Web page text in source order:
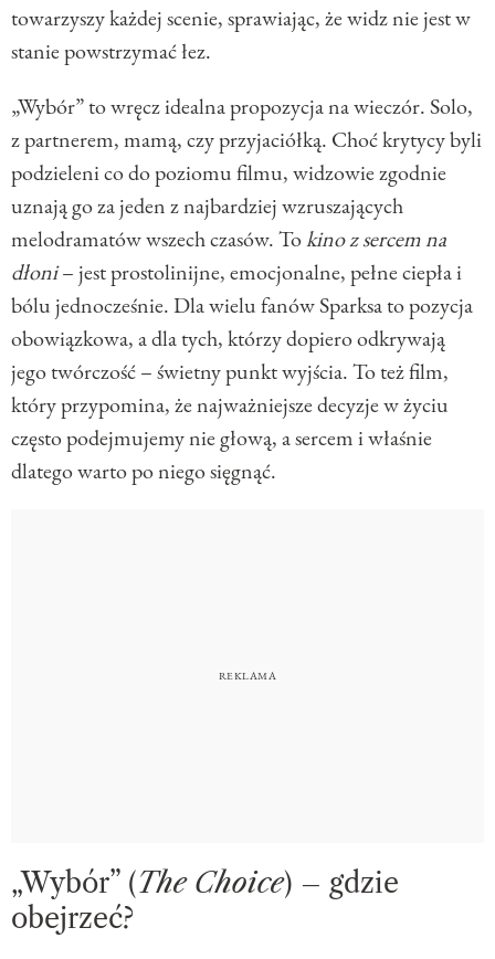
towarzyszy każdej scenie, sprawiając, że widz nie jest w
stanie powstrzymać łez.
„Wybór” to wręcz idealna propozycja na wieczór. Solo,
z partnerem, mamą, czy przyjaciółką. Choć krytycy byli
podzieleni co do poziomu filmu, widzowie zgodnie
uznają go za jeden z najbardziej wzruszających
melodramatów wszech czasów. Tokino z sercem na
dłoni– jest prostolinijne, emocjonalne, pełne ciepła i
bólu jednocześnie. Dla wielu fanów Sparksa to pozycja
obowiązkowa, a dla tych, którzy dopiero odkrywają
jego twórczość – świetny punkt wyjścia. To też film,
który przypomina, że najważniejsze decyzje w życiu
często podejmujemy nie głową, a sercem i właśnie
dlatego warto po niego sięgnąć.
„Wybór” (The Choice) – gdzie
obejrzeć?